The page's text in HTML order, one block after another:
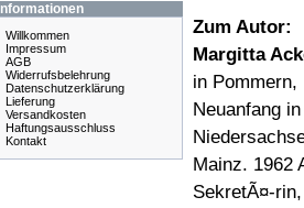
Informationen
Willkommen
Impressum
AGB
Widerrufsbelehrung
Datenschutzerklärung
Lieferung
Versandkosten
Haftungsausschluss
Kontakt
Zum Autor:
Margitta
in Pommern,
Neuanfang
Mainz. 1962
SekretÃ¤-